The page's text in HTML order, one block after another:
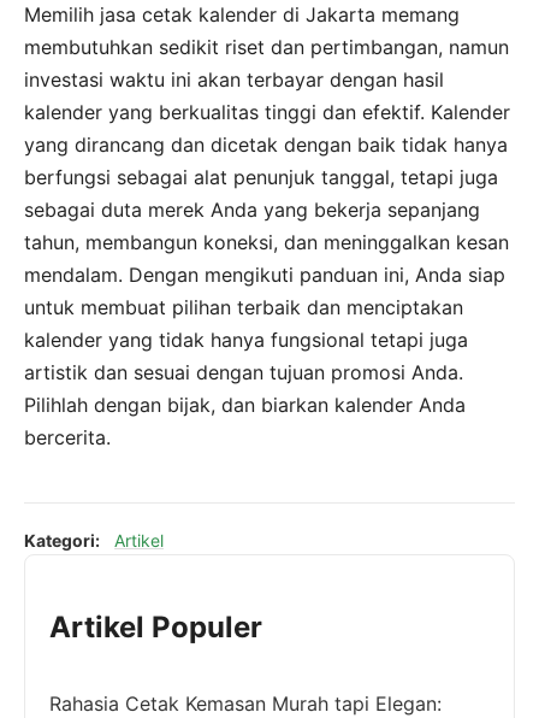
Memilih jasa cetak kalender di Jakarta memang
membutuhkan sedikit riset dan pertimbangan, namun
investasi waktu ini akan terbayar dengan hasil
kalender yang berkualitas tinggi dan efektif. Kalender
yang dirancang dan dicetak dengan baik tidak hanya
berfungsi sebagai alat penunjuk tanggal, tetapi juga
sebagai duta merek Anda yang bekerja sepanjang
tahun, membangun koneksi, dan meninggalkan kesan
mendalam. Dengan mengikuti panduan ini, Anda siap
untuk membuat pilihan terbaik dan menciptakan
kalender yang tidak hanya fungsional tetapi juga
artistik dan sesuai dengan tujuan promosi Anda.
Pilihlah dengan bijak, dan biarkan kalender Anda
bercerita.
Kategori: Artikel
Artikel Populer
Rahasia Cetak Kemasan Murah tapi Elegan: